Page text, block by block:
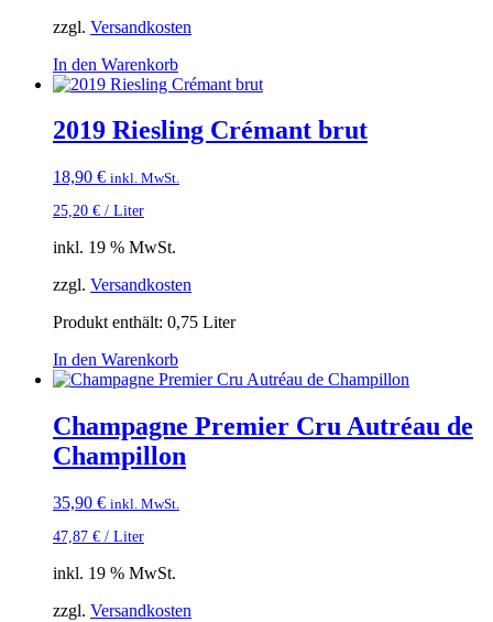
zzgl. Versandkosten
In den Warenkorb
2019 Riesling Crémant brut
18,90 € inkl. MwSt.
25,20 € / Liter
inkl. 19 % MwSt.
zzgl. Versandkosten
Produkt enthält: 0,75 Liter
In den Warenkorb
Champagne Premier Cru Autréau de
Champillon
35,90 € inkl. MwSt.
47,87 € / Liter
inkl. 19 % MwSt.
zzgl. Versandkosten